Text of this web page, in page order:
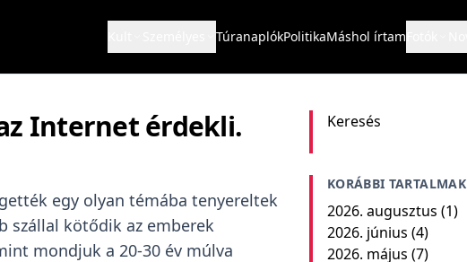
TúranaplókPolitikaMáshol írtam
Internet érdekli.
egy olyan témába tenyereltek
szállal kötődik az emberek
mondjuk a 20-30 év múlva
Keresés
KORÁBBI TARTALMAK
2026. augusztus (1)
2026. június (4)
2026. május (7)